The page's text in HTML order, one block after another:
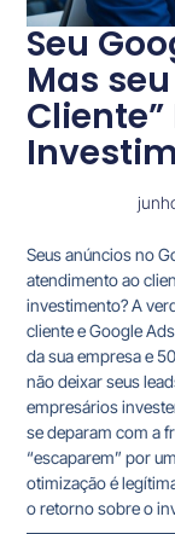
Seu
Mas
Cliente”
Seus anúncios no
atendimento ao
investimento? A
cliente e Google
da sua empresa e
não deixar seus
empresários
se deparam com a
“escaparem” por
otimização é
o retorno sobre o